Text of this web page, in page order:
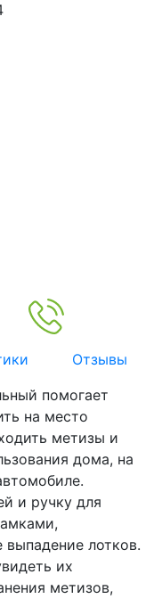
Отзывы
помогает
на место
метизы и
дома, на
и ручку для
лотков.
их
метизов,